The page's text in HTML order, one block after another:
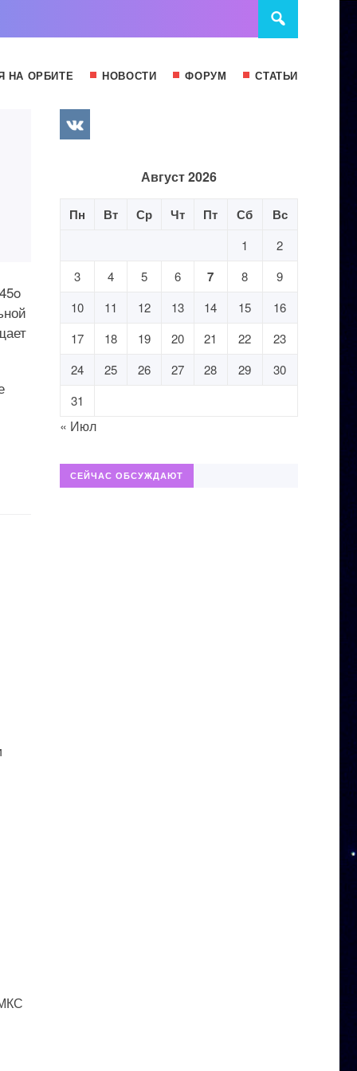
НА ОРБИТЕ НОВОСТИ ФОРУМ СТАТЬИ
Август 2026
Пн Вт Ср Чт Пт Сб Вс
1
2
3
4 5 6 7 8
9
10
11 12 13 14 15
16
17
18 19 20 21 22
23
24
25 26 27 28 29
30
31
« Июл
СЕЙЧАС ОБСУЖДАЮТ